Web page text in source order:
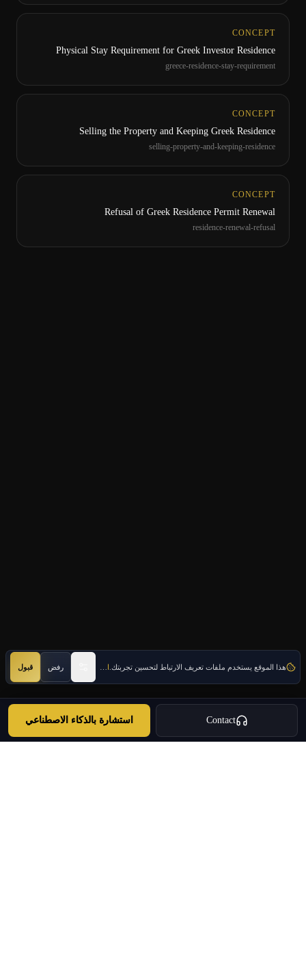
CONCEPT
Physical Stay Requirement for Greek Investor Residence
greece-residence-stay-requirement
CONCEPT
Selling the Property and Keeping Greek Residence
selling-property-and-keeping-residence
CONCEPT
Refusal of Greek Residence Permit Renewal
residence-renewal-refusal
هذا الموقع يستخدم ملفات تعريف الارتباط لتحسين تجربتك. اعرف المزيد رفض قبول
Contact استشارة بالذكاء الاصطناعي